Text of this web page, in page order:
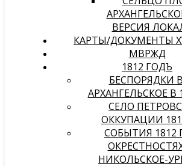
ВЕРСИЯ
КАРТЫ/ДОКУМЕНТЫ
МВРЖД
1812 ГОДЪ
БЕСПОРЯДКИ
АРХАНГЕЛЬСКОЕ В
СЕЛО
ОККУПАЦИИ
СОБЫТИЯ 1812
НИКОЛЬСКОЕ-